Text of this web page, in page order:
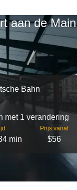
aan de Main
Bahn
met 1 verandering
min
Prijs vanaf
$56